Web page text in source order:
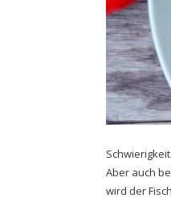
Aber auch
wird der